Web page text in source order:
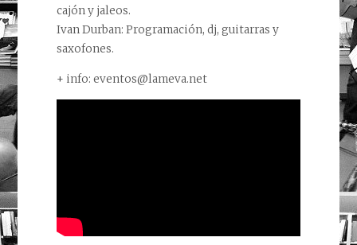
cajón y jaleos.
Ivan Durban: Programación, dj, guitarras y
saxofones.
+ info: eventos@lameva.net